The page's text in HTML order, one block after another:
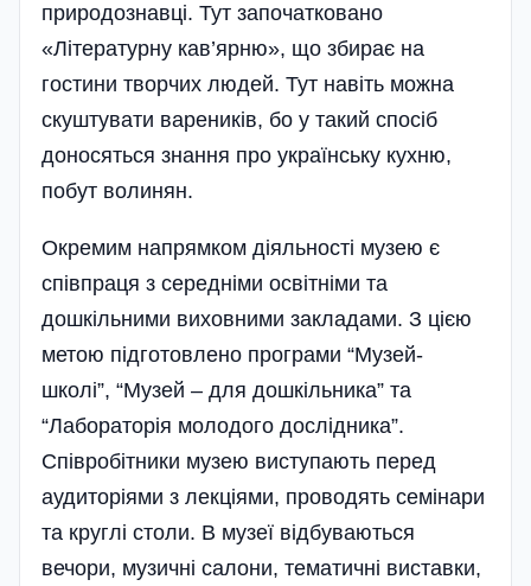
природознавці. Тут започатковано
«Літературну кав’ярню», що збирає на
гостини творчих людей. Тут навіть можна
скуштувати вареників, бо у такий спосіб
доносяться знання про українську кухню,
побут волинян.
Окремим напрямком діяльності музею є
співпраця з середніми освітніми та
дошкільними виховними закладами. З цією
метою підготовлено програми “Музей-
школі”, “Музей – для дошкільника” та
“Лабораторія молодого дослідника”.
Співробітники музею виступають перед
аудиторіями з лекціями, проводять семінари
та круглі столи. В музеї відбуваються
вечори, музичні салони, тематичні виставки,